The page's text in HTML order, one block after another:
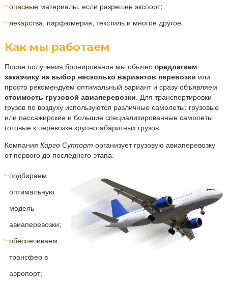
опасные материалы, если разрешен экспорт;
лекарства, парфюмерия, текстиль и многое другое.
Как мы работаем
После получения бронирования мы обычно предлагаем
заказчику на выбор несколько вариантов перевозки или
просто рекомендуем оптимальный вариант и сразу объявляем
стоимость грузовой авиаперевозки. Для транспортировки
грузов по воздуху используются различные самолеты: грузовые
или пассажирские и большие специализированные самолеты
готовые к перевозке крупногабаритных грузов.
КомпанияКарго Суппорт организует грузовую авиаперевозку
от первого до последнего этапа:
подбираем
оптимальную
модель
авиаперевозки;
обеспечиваем
трансфер в
аэропорт;